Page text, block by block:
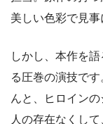
美しい色彩で見事
しかし、本作を
る圧巻の演技で
んと、ヒロイン
人の存在なくし